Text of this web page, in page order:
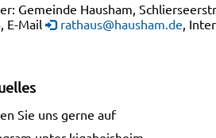
Gemeinde Hausham,
E-Mail
rathaus@hausham.de,
Sie uns gerne auf